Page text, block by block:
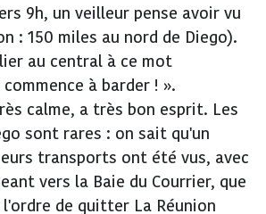
9h, un veilleur pense avoir vu
: 150 miles au nord de Diego).
au central à ce mot
à barder ! ».
calme, a très bon esprit. Les
sont rares : on sait qu'un
transports ont été vus, avec
vers la Baie du Courrier, que
de quitter La Réunion